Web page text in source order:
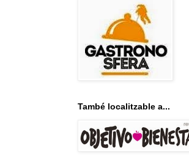
També localitzable a...